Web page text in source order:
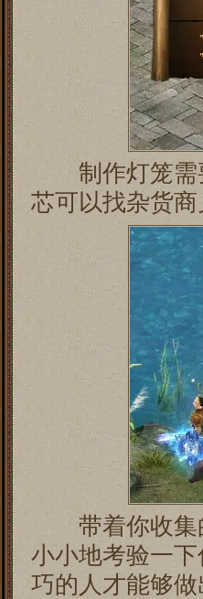
制作灯笼需要
芯可以找杂货
带着你收集
小小地考验一
巧的人才能够